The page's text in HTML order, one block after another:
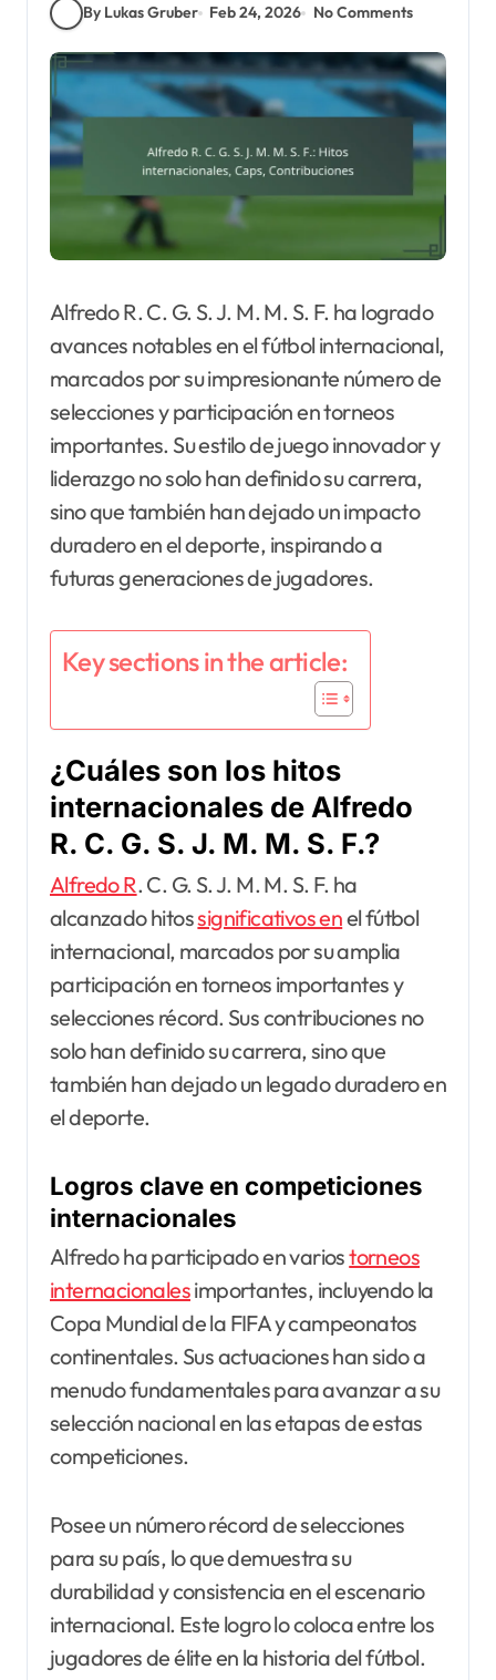
By Lukas Gruber Feb 24, 2026 No Comments
Alfredo R. C. G. S. J. M. M. S. F. ha logrado
avances notables en el fútbol internacional,
marcados por su impresionante número de
selecciones y participación en torneos
importantes. Su estilo de juego innovador y
liderazgo no solo han definido su carrera,
sino que también han dejado un impacto
duradero en el deporte, inspirando a
futuras generaciones de jugadores.
Key sections in the article:
¿Cuáles son los hitos
internacionales de Alfredo
R. C. G. S. J. M. M. S. F.?
Alfredo R. C. G. S. J. M. M. S. F. ha
alcanzado hitossignificativos enel fútbol
internacional, marcados por su amplia
participación en torneos importantes y
selecciones récord. Sus contribuciones no
solo han definido su carrera, sino que
también han dejado un legado duradero en
el deporte.
Logros clave en competiciones
internacionales
Alfredo ha participado en variostorneos
internacionalesimportantes, incluyendo la
Copa Mundial de la FIFA y campeonatos
continentales. Sus actuaciones han sido a
menudo fundamentales para avanzar a su
selección nacional en las etapas de estas
competiciones.
Posee un número récord de selecciones
para su país, lo que demuestra su
durabilidad y consistencia en el escenario
internacional. Este logro lo coloca entre los
jugadores de élite en la historia del fútbol.